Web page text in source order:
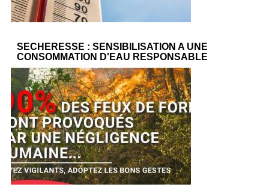
SECHERESSE : SENSIBILISATION A UNE
CONSOMMATION D'EAU RESPONSABLE